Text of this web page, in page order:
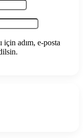
için adım, e-posta